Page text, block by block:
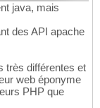
java, mais
des API apache
très différentes et
web éponyme
PHP que